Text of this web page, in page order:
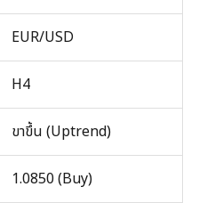
EUR/USD
H4
ขาขึ้น (Uptrend)
1.0850 (Buy)